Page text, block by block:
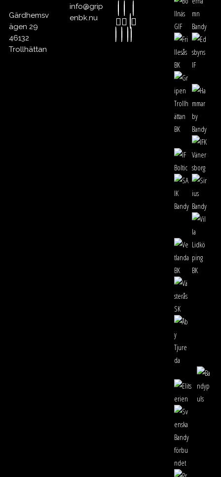
Gärdhemsv
ägen 29
46132
Trollhättan
info@grip
enbk.nu